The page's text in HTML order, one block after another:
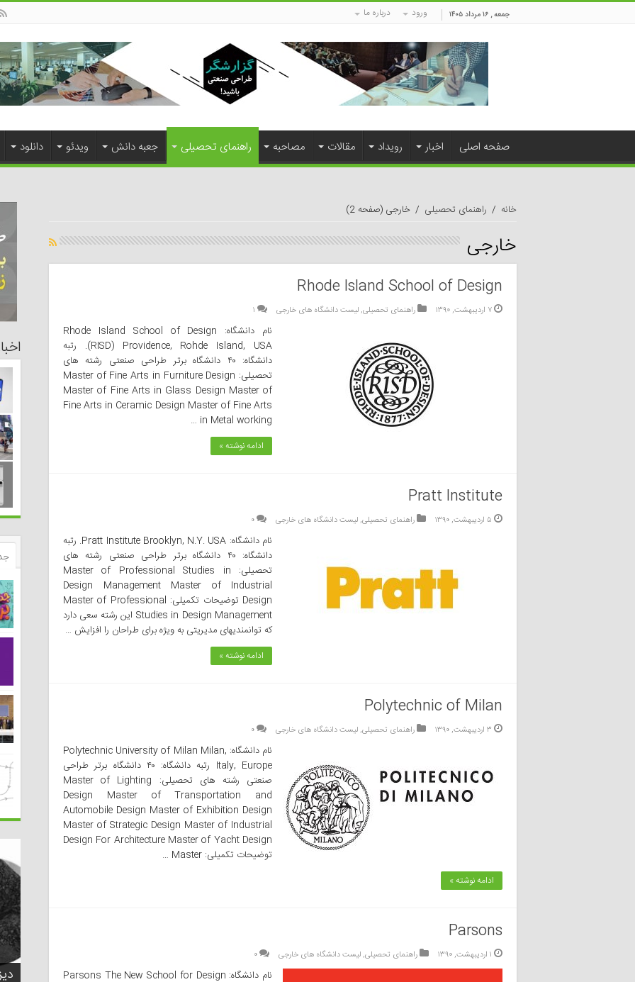
جمعه , ۱۶ مرداد ۱۴۰۵ ورود درباره ما
صفحه اصلی اخبار رویداد مقالات مصاحبه راهنمای تحصیلی جعبه دانش ویدئو دانلود
خانه / راهنمای تحصیلی / خارجی (صفحه 2)
خارجی
Rhode Island School of Design
۷ اردیبهشت, ۱۳۹۰ راهنمای تحصیلی,لیست دانشگاه های خارجی ۱
نام دانشگاه: Rhode Island School of Design
(RISD) Providence, Rohde Island, USA. رتبه
دانشگاه: ۴۰ دانشگاه برتر طراحی صنعتی رشته های
تحصیلی: Master of Fine Arts in Furniture Design
Master of Fine Arts in Glass Design Master of
Fine Arts in Ceramic Design Master of Fine Arts
in Metal working …
ادامه نوشته »
Pratt Institute
۵ اردیبهشت, ۱۳۹۰ راهنمای تحصیلی,لیست دانشگاه های خارجی ۰
نام دانشگاه: Pratt Institute Brooklyn, N.Y. USA. رتبه
دانشگاه: ۴۰ دانشگاه برتر طراحی صنعتی رشته های
تحصیلی: Master of Professional Studies in
Design Management Master of Industrial
Design توضیحات تکمیلی: Master of Professional
Studies in Design Management این رشته سعی‌ دارد
که توانمندیهای مدیریتی به ویژه برای طراحان را افزایش …
ادامه نوشته »
Polytechnic of Milan
۳ اردیبهشت, ۱۳۹۰ راهنمای تحصیلی,لیست دانشگاه های خارجی ۰
نام دانشگاه: Polytechnic University of Milan Milan,
Italy, Europe رتبه دانشگاه: ۴۰ دانشگاه برتر طراحی
صنعتی رشته های تحصیلی: Master of Lighting
Design Master of Transportation and
Automobile Design Master of Exhibition Design
Master of Strategic Design Master of Industrial
Design For Architecture Master of Yacht Design
توضیحات تکمیلی: Master …
ادامه نوشته »
Parsons
۱ اردیبهشت, ۱۳۹۰ راهنمای تحصیلی,لیست دانشگاه های خارجی ۰
نام دانشگاه: Parsons The New School for Design